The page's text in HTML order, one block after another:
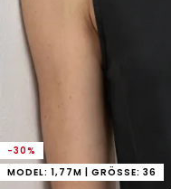
-30%
MODEL: 1,77M | GRÖSSE: 36